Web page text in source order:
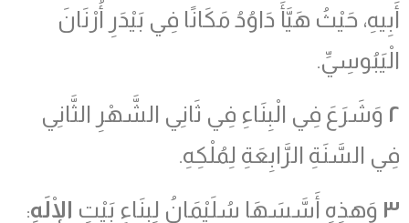
أَبِيهِ، حَيْثُ هَيَّأَ دَاوُدُ مَكَانًا فِي بَيْدَرِ أُرْنَانَ
الْيَبُوسِيِّ.
٢ وَشَرَعَ فِي الْبِنَاءِ فِي ثَانِي الشَّهْرِ الثَّانِي
فِي السَّنَةِ الرَّابِعَةِ لِمُلْكِهِ.
٣ وَهذِهِ أَسَّسَهَا سُلَيْمَانُ لِبِنَاءِ بَيْتِ الْإِلَهِ: